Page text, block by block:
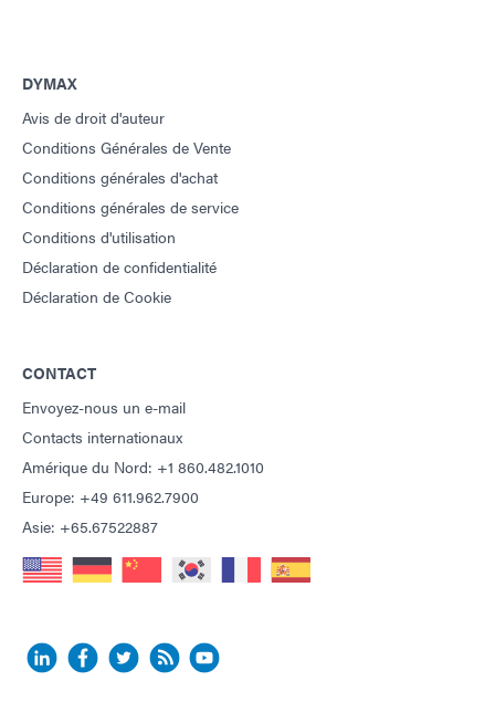
DYMAX
Avis de droit d'auteur
Conditions Générales de Vente
Conditions générales d'achat
Conditions générales de service
Conditions d'utilisation
Déclaration de confidentialité
Déclaration de Cookie
CONTACT
Envoyez-nous un e-mail
Contacts internationaux
Amérique du Nord: +1 860.482.1010
Europe: +49 611.962.7900
Asie: +65.67522887